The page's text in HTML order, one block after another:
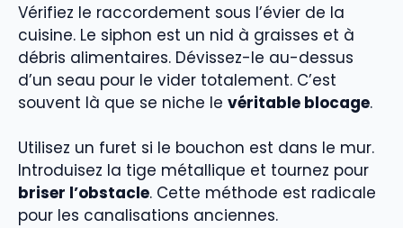
Vérifiez le raccordement sous l’évier de la
cuisine. Le siphon est un nid à graisses et à
débris alimentaires. Dévissez-le au-dessus
d’un seau pour le vider totalement. C’est
souvent là que se niche le véritable blocage.
Utilisez un furet si le bouchon est dans le mur.
Introduisez la tige métallique et tournez pour
briser l’obstacle. Cette méthode est radicale
pour les canalisations anciennes.